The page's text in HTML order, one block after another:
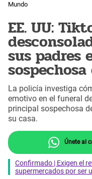
Mundo
EE. UU:
sus padres
La policía investiga
emotivo en el funeral
principal sospechosa
su casa.
Únete al
Confirmado | Exigen el
supermercados por ser